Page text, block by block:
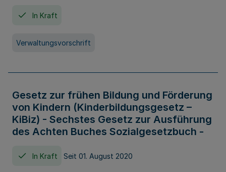
In Kraft
Verwaltungsvorschrift
Gesetz zur frühen Bildung und Förderung
von Kindern (Kinderbildungsgesetz –
KiBiz) - Sechstes Gesetz zur Ausführung
des Achten Buches Sozialgesetzbuch -
In Kraft Seit 01. August 2020